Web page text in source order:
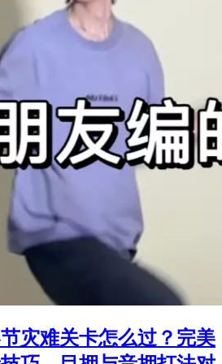
节灾难关卡怎么过？完美